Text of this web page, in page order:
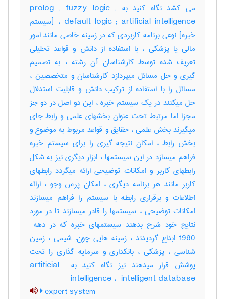
می کشد نگاه کنید به prolog ; fuzzy logic ;
default logic ; artificial intelligence ، [سیستم
خبره] نوعی برنامه کاربردی که در زمینه خاصی مانند امور
مالی یا پزشکی ، با استفاده از دانش و قواعد تحلیلی
تعریف شده توسط کارشناسان آن رشته ، به تصمیم
گیری و حل مسائل میپردازد کارشناسان و متخصصین ،
مسائل را با استفاده از ترکیب دانش و قابلیت استدلال
حل میکنند در یک سیستم خبره ، این دو اصل در دو جز
مجزا اما مرتبط تحت عنوان بخشهای علمی و رابط جای
میگیرند بخش علمی ، حقایق و قواعد مربوط به موضوع و
بخش رابط ، امکان نتیجه گیری را برای سیستم خبره
فراهم میسازد در این سیستمها ، ابزار دیگری نیز به شکل
رابطهای کاربر و امکانات توضیحی ارائه میگردد رابطهای
کاربر مانند هر برنامه دیگری ، امکان پرس وجو ، ارائه
اطلاعات و برقراری رابطه با سیستم را فراهم میسازند
امکانات توضیحی ، سیستمها را قادر میسازند تا در مورد
1960 ابداع گردیدند ، زمینه هایی چون: شیمی ، زمین
شناسی ، پزشکی ، بانکداری و سرمایه گذاری را تحت
پوشش قرار میدهند نیز نگاه کنید به ‎artificial ‎
intelligence ، ‎ intelligent database
expert system